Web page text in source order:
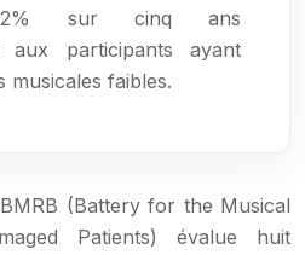
sur cinq ans
aux participants ayant
musicales faibles.
(Battery for the Musical
Patients) évalue huit